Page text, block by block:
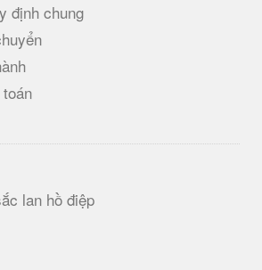
định chung
lan hồ điệp